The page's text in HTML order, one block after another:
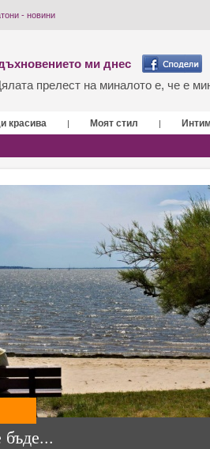
- новини
ми днес
прелест на миналото е, че е
красива | Моят стил |